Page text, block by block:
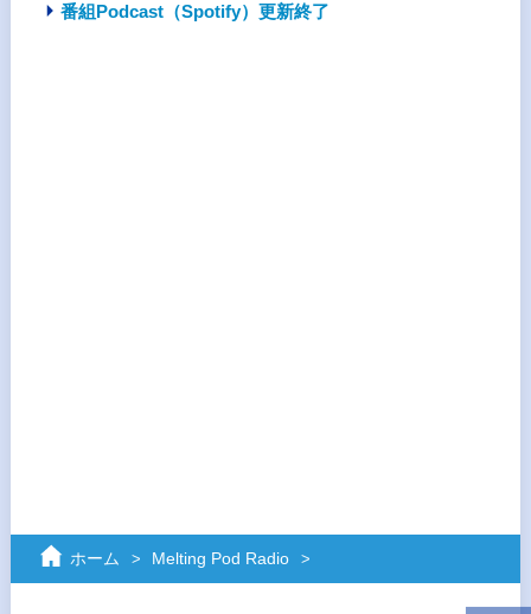
番組Podcast（Spotify）更新終了
ホーム Melting Pod Radio